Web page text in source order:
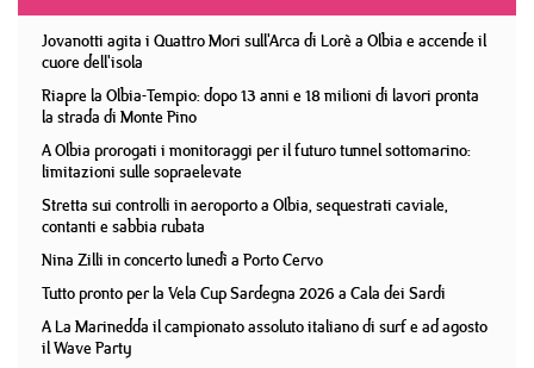
Jovanotti agita i Quattro Mori sull'Arca di Lorè a Olbia e accende il
cuore dell'isola
Riapre la Olbia-Tempio: dopo 13 anni e 18 milioni di lavori pronta
la strada di Monte Pino
A Olbia prorogati i monitoraggi per il futuro tunnel sottomarino:
limitazioni sulle sopraelevate
Stretta sui controlli in aeroporto a Olbia, sequestrati caviale,
contanti e sabbia rubata
Nina Zilli in concerto lunedì a Porto Cervo
Tutto pronto per la Vela Cup Sardegna 2026 a Cala dei Sardi
A La Marinedda il campionato assoluto italiano di surf e ad agosto
il Wave Party